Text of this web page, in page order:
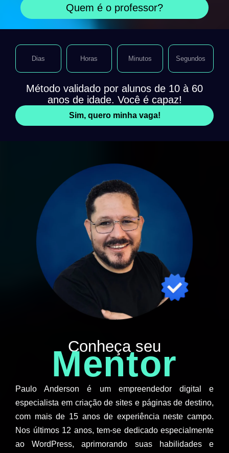
Quem é o professor?
Método validado por alunos de 10 à 60
anos de idade. Você é capaz!
Sim, quero minha vaga!
Dias Horas Minutos Segundos
Conheça seu
Mentor
Paulo Anderson é um empreendedor digital e
especialista em criação de sites e páginas de destino,
com mais de 15 anos de experiência neste campo.
Nos últimos 12 anos, tem-se dedicado especialmente
ao WordPress, aprimorando suas habilidades e